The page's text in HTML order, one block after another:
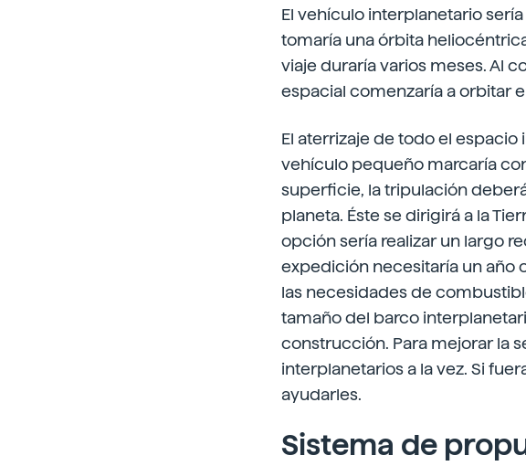
El vehículo interplanetario
tomaría una órbita
viaje duraría varios meses. Al
espacial comenzaría a orbitar
El aterrizaje de todo el
vehículo pequeño marcaría
superficie, la tripulación
planeta. Éste se dirigirá a la
opción sería realizar un largo
expedición necesitaría un año
las necesidades de
tamaño del barco
construcción. Para mejorar la
interplanetarios a la vez. Si
ayudarles.
Sistema de